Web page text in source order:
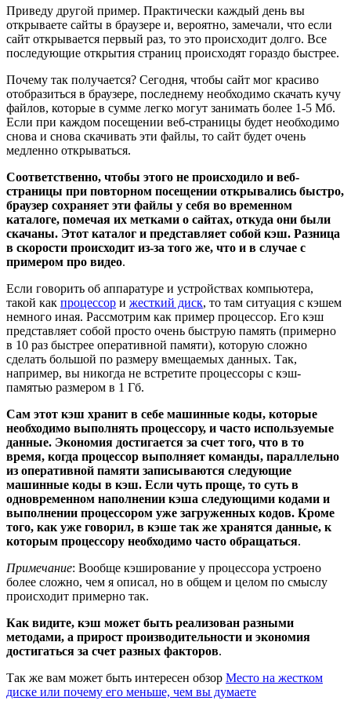
Приведу другой пример. Практически каждый день вы
открываете сайты в браузере и, вероятно, замечали, что если
сайт открывается первый раз, то это происходит долго. Все
последующие открытия страниц происходят гораздо быстрее.
Почему так получается? Сегодня, чтобы сайт мог красиво
отобразиться в браузере, последнему необходимо скачать кучу
файлов, которые в сумме легко могут занимать более 1-5 Мб.
Если при каждом посещении веб-страницы будет необходимо
снова и снова скачивать эти файлы, то сайт будет очень
медленно открываться.
Соответственно, чтобы этого не происходило и веб-
страницы при повторном посещении открывались быстро,
браузер сохраняет эти файлы у себя во временном
каталоге, помечая их метками о сайтах, откуда они были
скачаны. Этот каталог и представляет собой кэш. Разница
в скорости происходит из-за того же, что и в случае с
примером про видео.
Если говорить об аппаратуре и устройствах компьютера,
такой как процессор и жесткий диск, то там ситуация с кэшем
немного иная. Рассмотрим как пример процессор. Его кэш
представляет собой просто очень быструю память (примерно
в 10 раз быстрее оперативной памяти), которую сложно
сделать большой по размеру вмещаемых данных. Так,
например, вы никогда не встретите процессоры с кэш-
памятью размером в 1 Гб.
Сам этот кэш хранит в себе машинные коды, которые
необходимо выполнять процессору, и часто используемые
данные. Экономия достигается за счет того, что в то
время, когда процессор выполняет команды, параллельно
из оперативной памяти записываются следующие
машинные коды в кэш. Если чуть проще, то суть в
одновременном наполнении кэша следующими кодами и
выполнении процессором уже загруженных кодов. Кроме
того, как уже говорил, в кэше так же хранятся данные, к
которым процессору необходимо часто обращаться.
Примечание: Вообще кэширование у процессора устроено
более сложно, чем я описал, но в общем и целом по смыслу
происходит примерно так.
Как видите, кэш может быть реализован разными
методами, а прирост производительности и экономия
достигаться за счет разных факторов.
Так же вам может быть интересен обзор Место на жестком
диске или почему его меньше, чем вы думаете